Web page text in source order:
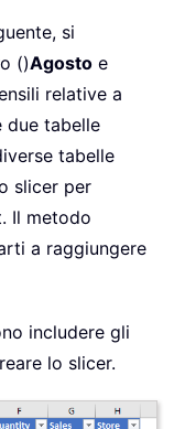
si
()Agosto e
relative a
due tabelle
tabelle
slicer per
Il metodo
a raggiungere
includere gli
lo slicer.